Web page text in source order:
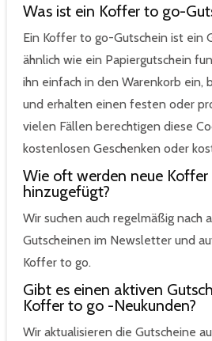
Was ist ein Koffer to go-
Ein Koffer to go-Gutschein ist ein
ähnlich wie ein Papiergutschein
ihn einfach in den Warenkorb ein,
und erhalten einen festen oder
vielen Fällen berechtigen diese
kostenlosen Geschenken oder
Wie oft werden neue
hinzugefügt?
Wir suchen auch regelmäßig nach
Gutscheinen im Newsletter und
Koffer to go.
Gibt es einen aktiven
Koffer to go -Neukunden?
Wir aktualisieren die Gutscheine